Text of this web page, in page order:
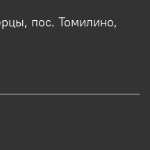
пос. Томилино,